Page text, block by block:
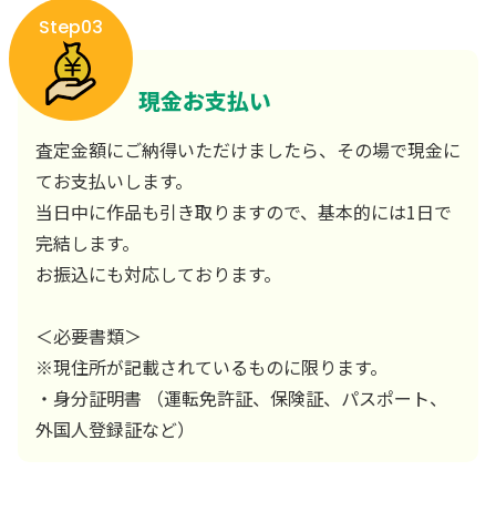
Step03
現金お支払い
査定金額にご納得いただけましたら、その場で現金に
てお支払いします。
当日中に作品も引き取りますので、基本的には1日で
完結します。
お振込にも対応しております。
＜必要書類＞
※現住所が記載されているものに限ります。
・身分証明書 （運転免許証、保険証、パスポート、
外国人登録証など）